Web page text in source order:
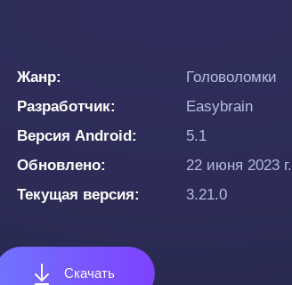
Жанр
Головоломки
Разработчик
Easybrain
Версия Android
5.1
Обновлено
22 июня 2023 г.
Текущая версия
3.21.0
Скачать